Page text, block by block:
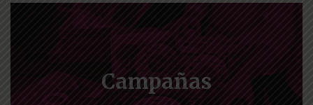
Campañas